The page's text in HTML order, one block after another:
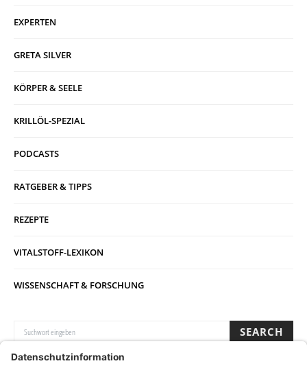
EXPERTEN
GRETA SILVER
KÖRPER & SEELE
KRILLÖL-SPEZIAL
PODCASTS
RATGEBER & TIPPS
REZEPTE
VITALSTOFF-LEXIKON
WISSENSCHAFT & FORSCHUNG
SUCHE NACH: SEARCH